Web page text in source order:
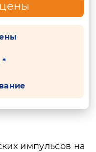
*
импульсов на